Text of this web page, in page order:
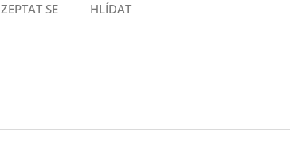
ZEPTAT SE HLÍDAT